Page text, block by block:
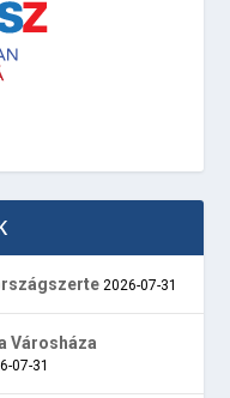
2026-07-31
Városháza
07-31